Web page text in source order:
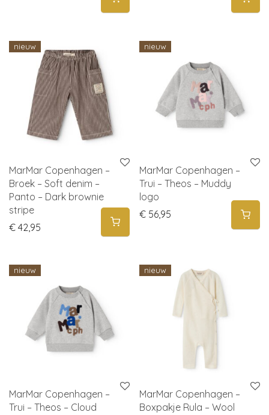
nieuw
MarMar Copenhagen –
Broek – Soft denim –
Panto – Dark brownie
stripe
€ 42,95
nieuw
MarMar Copenhagen –
Trui – Theos – Muddy
logo
€ 56,95
nieuw
MarMar Copenhagen –
Trui – Theos – Cloud
nieuw
MarMar Copenhagen –
Boxpakje Rula – Wool